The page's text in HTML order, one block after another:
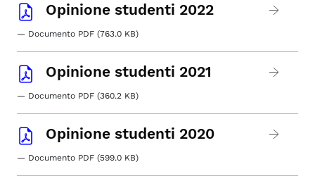
Opinione studenti 2022
— Documento PDF (763.0 KB)
Opinione studenti 2021
— Documento PDF (360.2 KB)
Opinione studenti 2020
— Documento PDF (599.0 KB)